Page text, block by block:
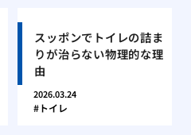
スッポンでトイレの詰ま
りが治らない物理的な理
由
2026.03.24
トイレ